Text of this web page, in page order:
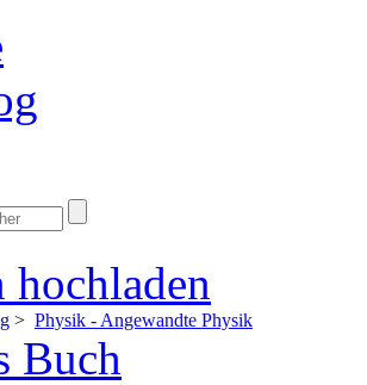
> Physik - Angewandte Physik
Buch